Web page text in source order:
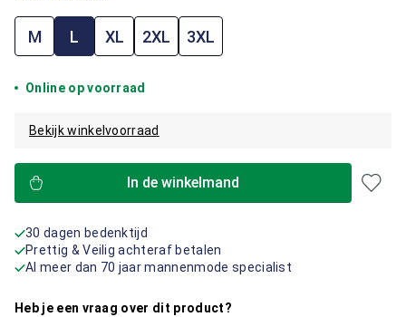
M L XL 2XL 3XL
Online op voorraad
Bekijk winkelvoorraad
In de winkelmand
30 dagen bedenktijd
Prettig & Veilig achteraf betalen
Al meer dan 70 jaar mannenmode specialist
Heb je een vraag over dit product?